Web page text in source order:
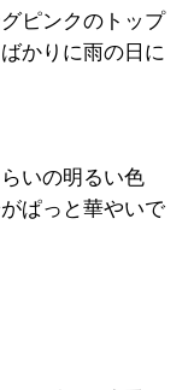
ピンクのトップ
かりに雨の日に
いの明るい色
ぱっと華やいで